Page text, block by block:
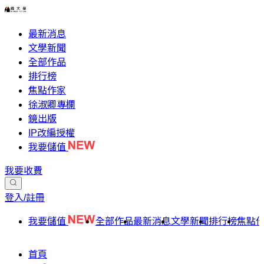
最新消息
文學新聞
全部作品
排行榜
焦點作家
徐淑卿專欄
鏡出版
IP改編授權
我要儲值
我要收費
登入/註冊
我要儲值 全部作品最新消息文學新聞排行榜焦點
首頁